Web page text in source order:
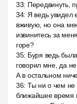
33: Передвинуть,
34: Я ведь увидел
вживую, но она
извинитесь за
горе?
35: Буря ведь
говорил мне, да
А в остальном
36: Ты ни о чем не
ближайшее время